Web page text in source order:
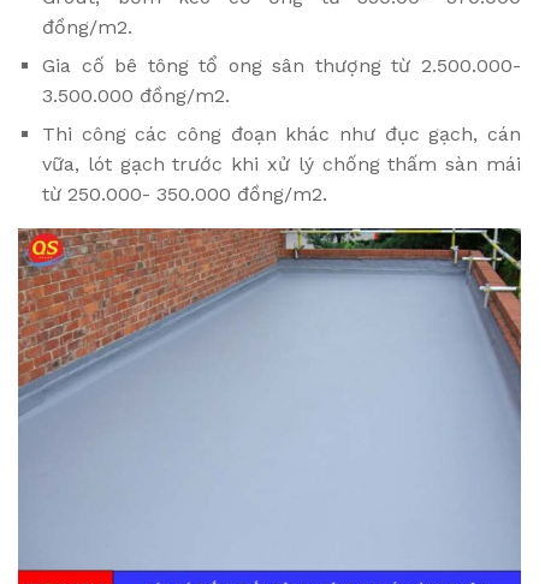
đồng/m2.
Gia cố bê tông tổ ong sân thượng từ 2.500.000-
3.500.000 đồng/m2.
Thi công các công đoạn khác như đục gạch, cán
vữa, lót gạch trước khi xử lý chống thấm sàn mái
từ 250.000- 350.000 đồng/m2.